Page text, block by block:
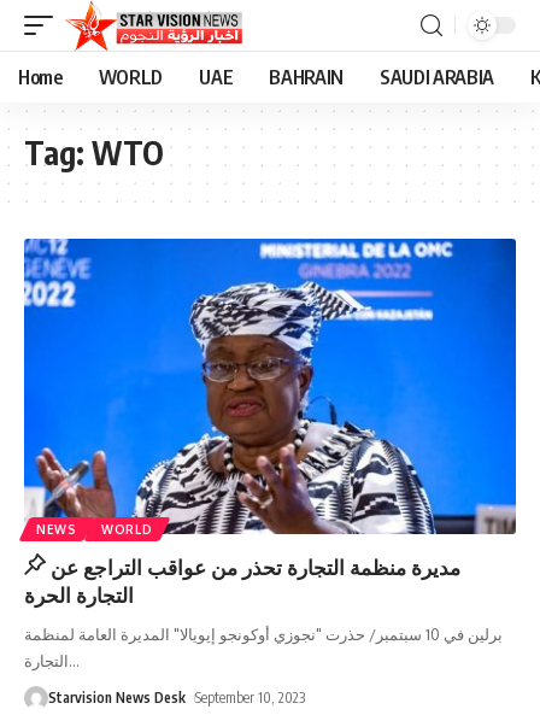
Home WORLD UAE BAHRAIN SAUDI ARABIA
Tag: WTO
NEWS WORLD
مديرة منظمة التجارة تحذر من عواقب التراجع عن
التجارة الحرة
برلين في 10 سبتمبر/ حذرت "نجوزي أوكونجو إيويالا" المديرة العامة لمنظمة
التجارة…
Starvision News Desk September 10, 2023